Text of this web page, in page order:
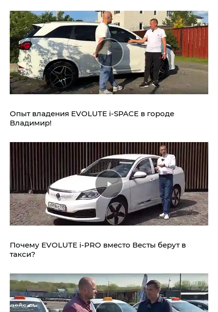
Опыт владения EVOLUTE i‑SPACE в городе
Владимир!
Почему EVOLUTE i‑PRO вместо Весты берут в
такси?